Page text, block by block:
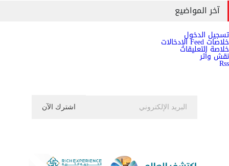
آخر المواضيع
تسجيل الدخول
خلاصات Feed الإدخالات
خلاصة التعليقات
نقش وأثر
Rss